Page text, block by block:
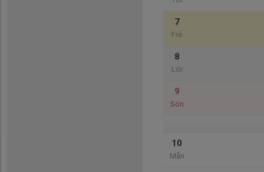
7
Fre
8
Lör
9
Sön
10
Mån